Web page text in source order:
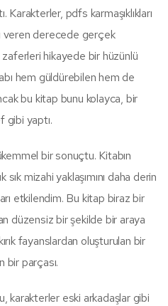
Karakterler, pdfs karmaşıklıkları
veren derecede gerçek
hikayede bir hüzünlü
hem güldürebilen hem de
bu kitap bunu kolayca, bir
gibi yaptı.
bir sonuçtu. Kitabın
sık mizahi yaklaşımını daha derin
etkilendim. Bu kitap biraz bir
düzensiz bir şekilde bir araya
fayanslardan oluşturulan bir
bir parçası.
karakterler eski arkadaşlar gibi